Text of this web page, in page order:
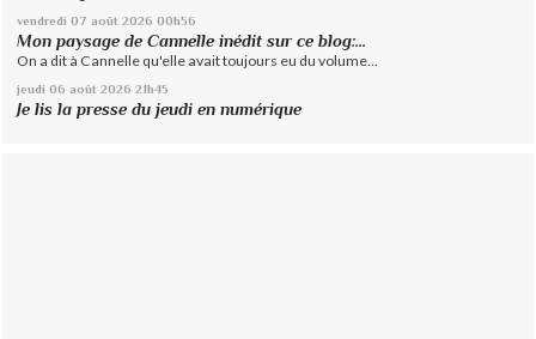
vendredi 07 août 2026 00h56
Mon paysage de Cannelle inédit sur ce blog:...
On a dit à Cannelle qu'elle avait toujours eu du volume...
jeudi 06 août 2026 21h45
Je lis la presse du jeudi en numérique